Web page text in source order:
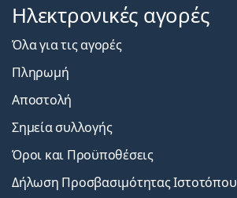
Ηλεκτρονικές αγορές
Όλα για τις αγορές
Πληρωμή
Αποστολή
Σημεία συλλογής
Όροι και Προϋποθέσεις
Δήλωση Προσβασιμότητας Ιστοτόπου